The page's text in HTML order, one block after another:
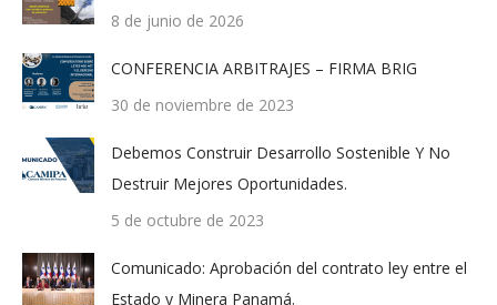
8 de junio de 2026
CONFERENCIA ARBITRAJES – FIRMA BRIG
30 de noviembre de 2023
Debemos Construir Desarrollo Sostenible Y No
Destruir Mejores Oportunidades.
5 de octubre de 2023
Comunicado: Aprobación del contrato ley entre el
Estado y Minera Panamá.